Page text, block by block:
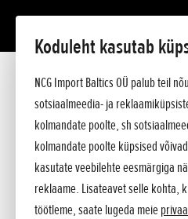
Koduleht kasutab
NCG Import Baltics OÜ palub teil
sotsiaalmeedia- ja
kolmandate poolte, sh
kolmandate poolte küpsised
kasutate veebilehte eesmärgiga
reklaame. Lisateavet selle kohta,
töötleme, saate lugeda meie
Tutvustus
Tehnilised andmed
Hinnakiri
Küsi lisa
KÜSI PAKKUMIST
SOOVIN
KONTAKT